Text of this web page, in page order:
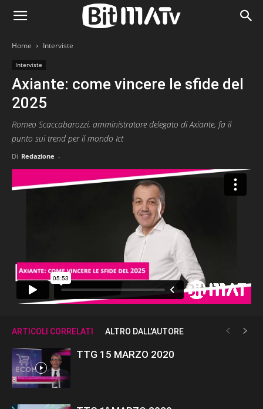
Home Interviste
Interviste
Axiante: come vincere le sfide del
2025
Romeo Scaccabarozzi, amministratore delegato di Axiante, fa il
punto sui trend per il mondo Ict
Di Redazione -
ARTICOLI CORRELATI ALTRO DALL'AUTORE
TTG 15 MARZO 2020